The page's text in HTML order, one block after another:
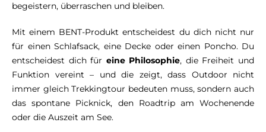
begeistern, überraschen und bleiben.
Mit einem BENT-Produkt entscheidest du dich nicht nur
für einen Schlafsack, eine Decke oder einen Poncho. Du
entscheidest dich für eine Philosophie, die Freiheit und
Funktion vereint – und die zeigt, dass Outdoor nicht
immer gleich Trekkingtour bedeuten muss, sondern auch
das spontane Picknick, den Roadtrip am Wochenende
oder die Auszeit am See.